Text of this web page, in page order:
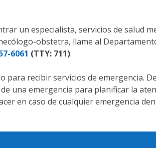
un especialista, servicios de salud
obstetra, llame al
6061 (TTY: 711).
para recibir servicios de emergencia.
una emergencia para planificar la
en caso de cualquier emergencia